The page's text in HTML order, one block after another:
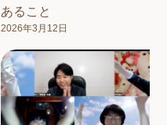
あること
2026年3月12日